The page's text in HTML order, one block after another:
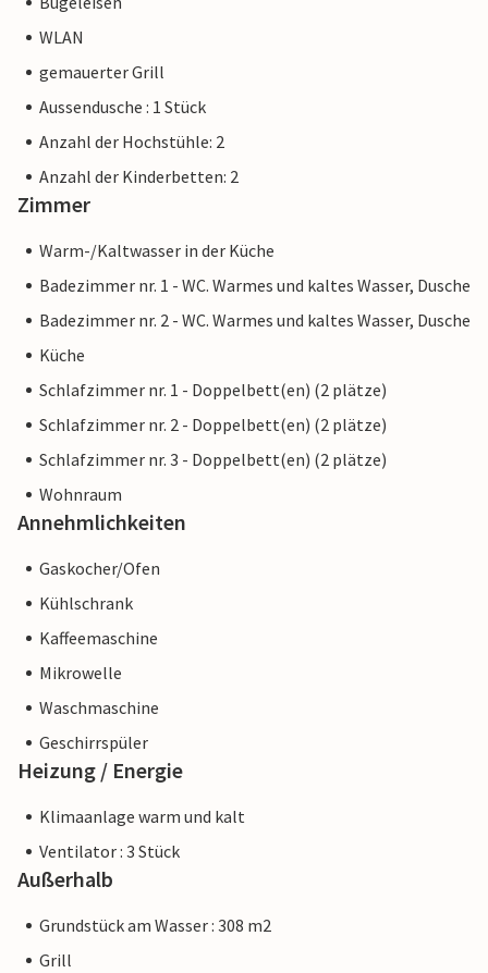
sanft aufragenden Felsformationen des Llevant-Gebirges.
Wandern, Spazierengehen, Schwimmen, (Kite-)Surfen –
auch für sportlich interessierte Mallorquiner bietet die
einprägsamen Namen „Alga Marina“ liegt nur 300 m von
den goldenen Sandstränden entfernt, die die Bucht von
Alcúdia charakterisieren. Den beschaulichen Küstenort Son
unterwegs Ihre Einkäufe erledigen. Zu jeder Tages- und
Nachtzeit können Sie einen Spaziergang am Strand
erfrischendes Getränk oder einen Snack genießen.
Hinweis: Diese Unterkunft wird von einem privaten
einem Händler. Das bedeutet, dass das EU-
Verbraucherrecht möglicherweise nicht gilt. Sie können
jedoch sicher sein, dass wir Ihnen denselben Kundenservice
bieten und Ihr Aufenthalt sich nicht von einer Buchung bei
unterscheidet.
WLAN
gemauerter Grill
Aussendusche : 1 Stück
Anzahl der Hochstühle: 2
Anzahl der Kinderbetten: 2
Zimmer
Warm-/Kaltwasser in der Küche
Badezimmer nr. 1 - WC. Warmes und kaltes Wasser, Dusche
Badezimmer nr. 2 - WC. Warmes und kaltes Wasser, Dusche
Küche
Schlafzimmer nr. 1 - Doppelbett(en) (2 plätze)
Schlafzimmer nr. 2 - Doppelbett(en) (2 plätze)
Schlafzimmer nr. 3 - Doppelbett(en) (2 plätze)
Wohnraum
Annehmlichkeiten
Gaskocher/Ofen
Kühlschrank
Kaffeemaschine
Mikrowelle
Waschmaschine
Geschirrspüler
Heizung / Energie
Klimaanlage warm und kalt
Ventilator : 3 Stück
Außerhalb
Grundstück am Wasser : 308 m2
Grill